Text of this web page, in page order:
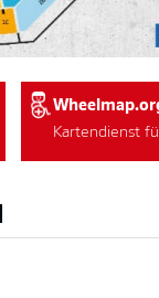
Kartendienst